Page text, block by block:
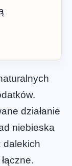
działanie
niebieska
dalekich